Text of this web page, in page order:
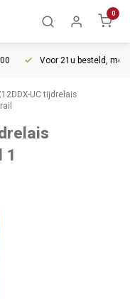
0
Voor 21u besteld,
UC tijdrelais
1